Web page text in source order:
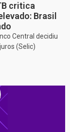
critica
Brasil
Central decidiu
(Selic)